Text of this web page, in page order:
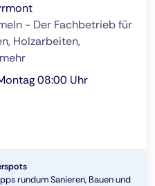
- Der Fachbetrieb für
Holzarbeiten,
08:00 Uhr
rundum Sanieren, Bauen und